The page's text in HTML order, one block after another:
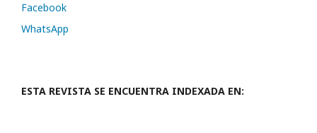
Facebook
WhatsApp
ESTA REVISTA SE ENCUENTRA INDEXADA EN: